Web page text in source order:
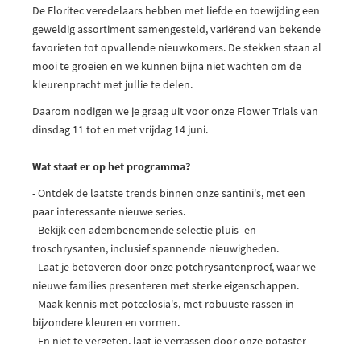
De Floritec veredelaars hebben met liefde en toewijding een
geweldig assortiment samengesteld, variërend van bekende
favorieten tot opvallende nieuwkomers. De stekken staan al
mooi te groeien en we kunnen bijna niet wachten om de
kleurenpracht met jullie te delen.
Daarom nodigen we je graag uit voor onze Flower Trials van
dinsdag 11 tot en met vrijdag 14 juni.
Wat staat er op het programma?
- Ontdek de laatste trends binnen onze santini's, met een
paar interessante nieuwe series.
- Bekijk een adembenemende selectie pluis- en
troschrysanten, inclusief spannende nieuwigheden.
- Laat je betoveren door onze potchrysantenproef, waar we
nieuwe families presenteren met sterke eigenschappen.
- Maak kennis met potcelosia's, met robuuste rassen in
bijzondere kleuren en vormen.
- En niet te vergeten, laat je verrassen door onze potaster